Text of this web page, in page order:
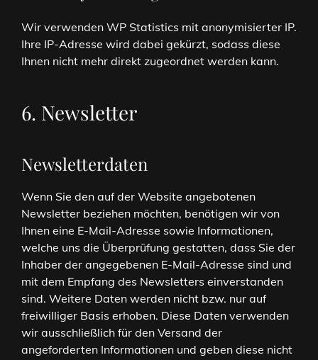
Wir verwenden WP Statistics mit anonymisierter IP.
Ihre IP-Adresse wird dabei gekürzt, sodass diese
Ihnen nicht mehr direkt zugeordnet werden kann.
6. Newsletter
Newsletter­daten
Wenn Sie den auf der Website angebotenen
Newsletter beziehen möchten, benötigen wir von
Ihnen eine E-Mail-Adresse sowie Informationen,
welche uns die Überprüfung gestatten, dass Sie der
Inhaber der angegebenen E-Mail-Adresse sind und
mit dem Empfang des Newsletters einverstanden
sind. Weitere Daten werden nicht bzw. nur auf
freiwilliger Basis erhoben. Diese Daten verwenden
wir ausschließlich für den Versand der
angeforderten Informationen und geben diese nicht